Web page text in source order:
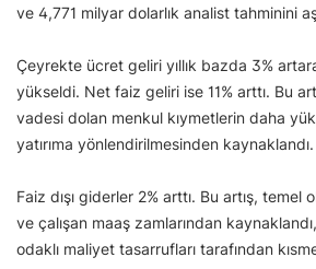
ve 4,771 milyar dolarlık analist tahminini
Çeyrekte ücret geliri yıllık bazda 3%
yükseldi. Net faiz geliri ise 11% arttı. Bu
vadesi dolan menkul kıymetlerin daha
yatırıma yönlendirilmesinden kaynaklandı.
Faiz dışı giderler 2% arttı. Bu artış, temel
ve çalışan maaş zamlarından
odaklı maliyet tasarrufları tarafından